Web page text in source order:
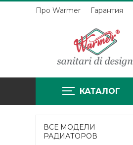
Про Warmer Гарантия
КАТАЛОГ
ВСЕ МОДЕЛИ
РАДИАТОРОВ